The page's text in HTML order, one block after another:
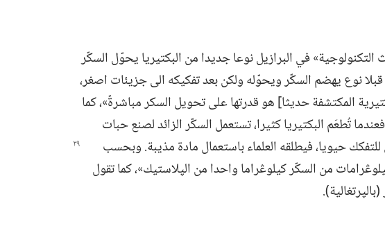
في البرازيل نوعا جديدا من البكتيريا يحوّل السكّر
نوع يهضم السكّر ويحوّله ولكن بعد تفكيكه الى جزيئات اصغر،‏
المكتشفة حديثا] هو قدرتها على تحويل السكر مباشرةً»،‏ كما
تُطعَم البكتيريا كثيرا،‏ تستعمل السكّر الزائد لصنع حبات
للتفكك حيويا،‏ فيطلقه العلماء باستعمال مادة مذيبة.‏ وبحسب
من السكّر كيلوڠراما واحدا من الپلاستيك»،‏ كما تقول
‏(‏بالپرتغالية)‏.‏